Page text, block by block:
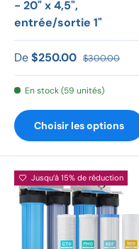
- 20" x 4,5",
entrée/sortie 1"
De$250.00 $300.00
En stock (59 unités)
Choisir les options
Jusqu’à 15% de réduction